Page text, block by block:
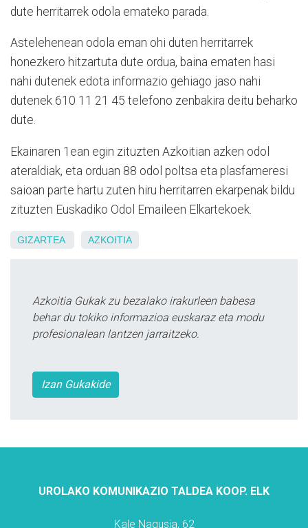
dute herritarrek odola emateko parada.
Astelehenean odola eman ohi duten herritarrek
honezkero hitzartuta dute ordua, baina ematen hasi
nahi dutenek edota informazio gehiago jaso nahi
dutenek 610 11 21 45 telefono zenbakira deitu beharko
dute.
Ekainaren 1ean egin zituzten Azkoitian azken odol
ateraldiak, eta orduan 88 odol poltsa eta plasfameresi
saioan parte hartu zuten hiru herritarren ekarpenak bildu
zituzten Euskadiko Odol Emaileen Elkartekoek.
GIZARTEA AZKOITIA
Azkoitia Gukak zu bezalako irakurleen babesa
behar du tokiko informazioa euskaraz eta modu
profesionalean lantzen jarraitzeko.
Izan Gukakide
UROLAKO KOMUNIKAZIO TALDEA KOOP. ELK
Kale Nagusia, 62